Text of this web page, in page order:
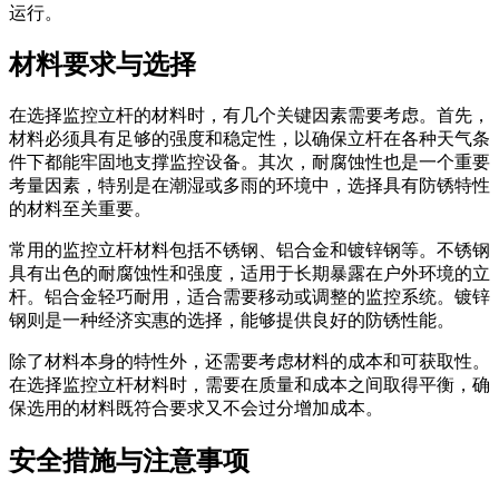
运行。
材料要求与选择
在选择监控立杆的材料时，有几个关键因素需要考虑。首先，
材料必须具有足够的强度和稳定性，以确保立杆在各种天气条
件下都能牢固地支撑监控设备。其次，耐腐蚀性也是一个重要
考量因素，特别是在潮湿或多雨的环境中，选择具有防锈特性
的材料至关重要。
常用的监控立杆材料包括不锈钢、铝合金和镀锌钢等。不锈钢
具有出色的耐腐蚀性和强度，适用于长期暴露在户外环境的立
杆。铝合金轻巧耐用，适合需要移动或调整的监控系统。镀锌
钢则是一种经济实惠的选择，能够提供良好的防锈性能。
除了材料本身的特性外，还需要考虑材料的成本和可获取性。
在选择监控立杆材料时，需要在质量和成本之间取得平衡，确
保选用的材料既符合要求又不会过分增加成本。
安全措施与注意事项